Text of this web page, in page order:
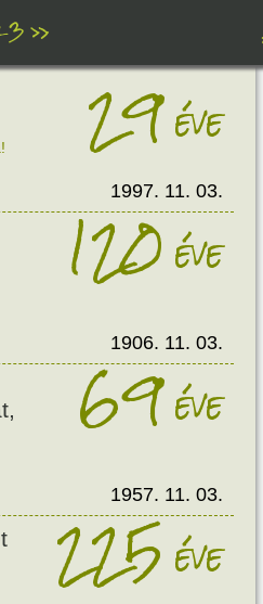
3»
29éve
1997. 11. 03.
120éve
1906. 11. 03.
69éve
1957. 11. 03.
225éve